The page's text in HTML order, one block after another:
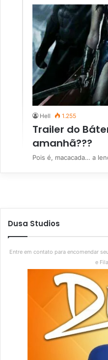
Hell 1.255
Trailer do
amanhã???
Pois é, macacada… a
Dusa Studios
Entre em contato para encomendar
e